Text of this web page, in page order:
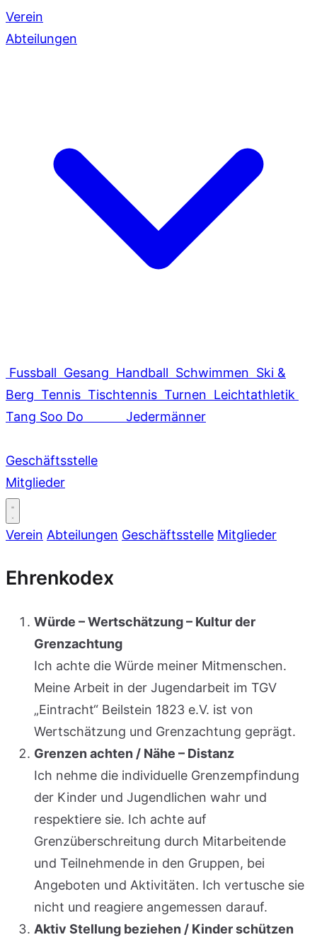
Verein
Abteilungen
Fussball Gesang Handball Schwimmen Ski &
Berg Tennis Tischtennis Turnen Leichtathletik
Tang Soo Do
Jedermänner
Geschäftsstelle
Mitglieder
Verein Abteilungen Geschäftsstelle Mitglieder
Ehrenkodex
Würde – Wertschätzung – Kultur der
Grenzachtung
Ich achte die Würde meiner Mitmenschen.
Meine Arbeit in der Jugendarbeit im TGV
„Eintracht“ Beilstein 1823 e.V. ist von
Wertschätzung und Grenzachtung geprägt.
Grenzen achten / Nähe – Distanz
Ich nehme die individuelle Grenzempfindung
der Kinder und Jugendlichen wahr und
respektiere sie. Ich achte auf
Grenzüberschreitung durch Mitarbeitende
und Teilnehmende in den Gruppen, bei
Angeboten und Aktivitäten. Ich vertusche sie
nicht und reagiere angemessen darauf.
Aktiv Stellung beziehen / Kinder schützen